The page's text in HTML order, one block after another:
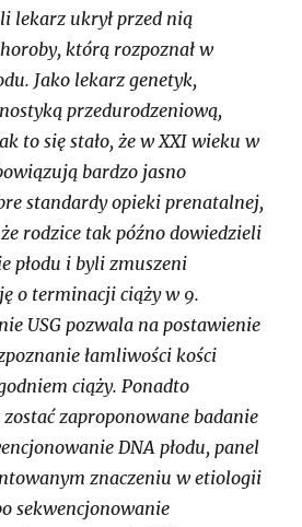
lekarz ukrył przed nią
którą rozpoznał w
Jako lekarz genetyk,
przedurodzeniową,
to się stało, że w XXI wieku w
bardzo jasno
standardy opieki prenatalnej,
że rodzice tak późno dowiedzieli
płodu i byli zmuszeni
o terminacji ciąży w 9.
USG pozwala na postawienie
łamliwości kości
ciąży. Ponadto
zaproponowane badanie
DNA płodu, panel
znaczeniu w etiologii
sekwencjonowanie